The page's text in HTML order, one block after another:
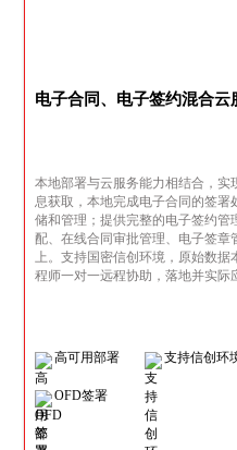
电子合同、电子签约混合云
本地部署与云服务能力相结合，
息获取，本地完成电子合同的签
储和管理；提供完整的电子签约
配、在线合同审批管理、电子签章
上。支持国密信创环境，原始数
程师一对一远程协助，落地并实际
高可用部署 支持信创环
OFD签署